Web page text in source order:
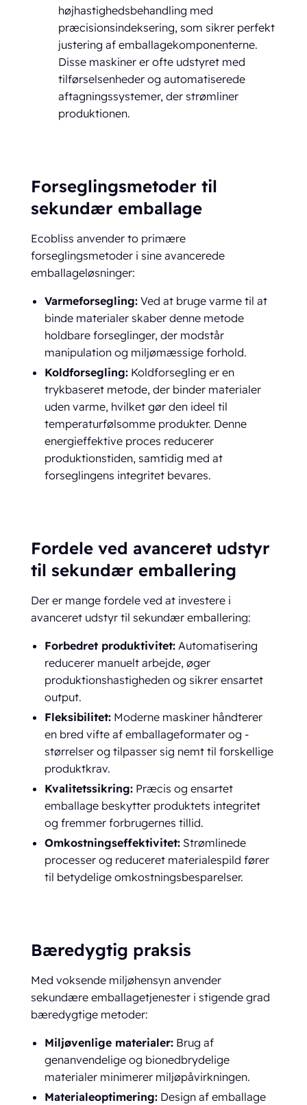
højhastighedsbehandling med
præcisionsindeksering, som sikrer perfekt
justering af emballagekomponenterne.
Disse maskiner er ofte udstyret med
tilførselsenheder og automatiserede
aftagningssystemer, der strømliner
produktionen.
Forseglingsmetoder til
sekundær emballage
Ecobliss anvender to primære
forseglingsmetoder i sine avancerede
emballageløsninger:
Varmeforsegling:Ved at bruge varme til at
binde materialer skaber denne metode
holdbare forseglinger, der modstår
manipulation og miljømæssige forhold.
Koldforsegling:Koldforsegling er en
trykbaseret metode, der binder materialer
uden varme, hvilket gør den ideel til
temperaturfølsomme produkter. Denne
energieffektive proces reducerer
produktionstiden, samtidig med at
forseglingens integritet bevares.
Fordele ved avanceret udstyr
til sekundær emballering
Der er mange fordele ved at investere i
avanceret udstyr til sekundær emballering:
Forbedret produktivitet:Automatisering
reducerer manuelt arbejde, øger
produktionshastigheden og sikrer ensartet
output.
Fleksibilitet:Moderne maskiner håndterer
en bred vifte af emballageformater og -
størrelser og tilpasser sig nemt til forskellige
produktkrav.
Kvalitetssikring:Præcis og ensartet
emballage beskytter produktets integritet
og fremmer forbrugernes tillid.
Omkostningseffektivitet:Strømlinede
processer og reduceret materialespild fører
til betydelige omkostningsbesparelser.
Bæredygtig praksis
Med voksende miljøhensyn anvender
sekundære emballagetjenester i stigende grad
bæredygtige metoder:
Miljøvenlige materialer:Brug af
genanvendelige og bionedbrydelige
materialer minimerer miljøpåvirkningen.
Materialeoptimering:Design af emballage